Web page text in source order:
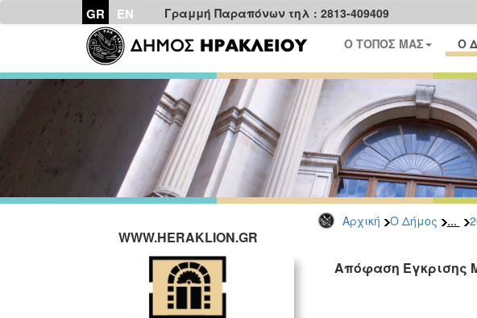
GR EN Γραμμή Παραπόνων τηλ : 2813-409409
Ο ΤΟΠΟΣ ΜΑΣ Ο
Αρχική Ο Δήμος ...
WWW.HERAKLION.GR
Απόφαση Έγκρισης